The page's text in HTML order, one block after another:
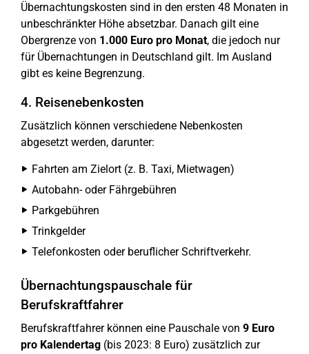
Übernachtungskosten sind in den ersten 48 Monaten in
unbeschränkter Höhe absetzbar. Danach gilt eine
Obergrenze von 1.000 Euro pro Monat, die jedoch nur
für Übernachtungen in Deutschland gilt. Im Ausland
gibt es keine Begrenzung.
4. Reisenebenkosten
Zusätzlich können verschiedene Nebenkosten
abgesetzt werden, darunter:
Fahrten am Zielort (z. B. Taxi, Mietwagen)
Autobahn- oder Fährgebühren
Parkgebühren
Trinkgelder
Telefonkosten oder beruflicher Schriftverkehr.
Übernachtungspauschale für
Berufskraftfahrer
Berufskraftfahrer können eine Pauschale von 9 Euro
pro Kalendertag (bis 2023: 8 Euro) zusätzlich zur